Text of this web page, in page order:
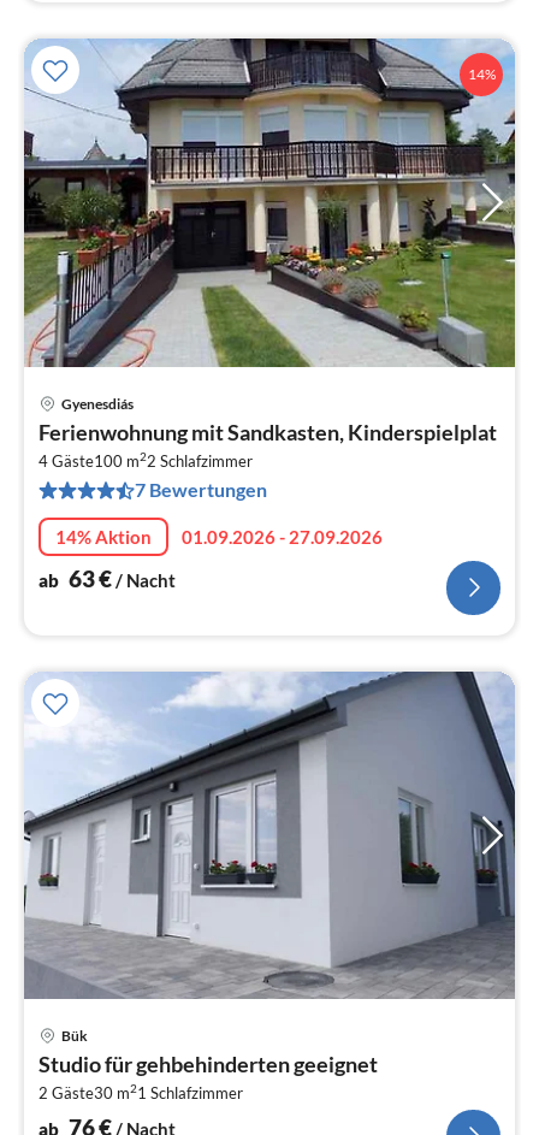
14%
Gyenesdiás
Ferienwohnung mit Sandkasten, Kinderspielplat
4 Gäste100 m22 Schlafzimmer
7 Bewertungen
14% Aktion
01.09.2026 - 27.09.2026
ab 63€ / Nacht
Bük
Studio für gehbehinderten geeignet
2 Gäste30 m21 Schlafzimmer
ab 76€/ Nacht